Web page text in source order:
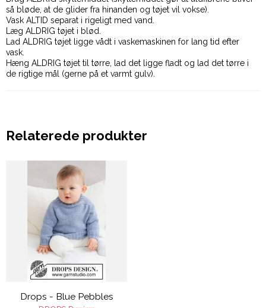
så bløde, at de glider fra hinanden og tøjet vil vokse).
Vask ALTID separat i rigeligt med vand.
Læg ALDRIG tøjet i blød.
Lad ALDRIG tøjet ligge vådt i vaskemaskinen for lang tid efter
vask.
Hæng ALDRIG tøjet til tørre, lad det ligge fladt og lad det tørre i
de rigtige mål (gerne på et varmt gulv).
Relaterede produkter
Drops - Blue Pebbles